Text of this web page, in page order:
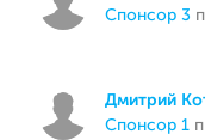
спонсор 3
Дмитрий
спонсор 1